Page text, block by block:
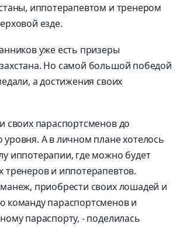
иппотерапевтом и тренером
езде.
уже есть призеры
Но самой большой победой
а достижения своих
своих параспортсменов до
А в личном плане хотелось
иппотерапии, где можно будет
тренеров и иппотерапевтов.
приобрести своих лошадей и
команду параспортсменов и
параспорту, - поделилась